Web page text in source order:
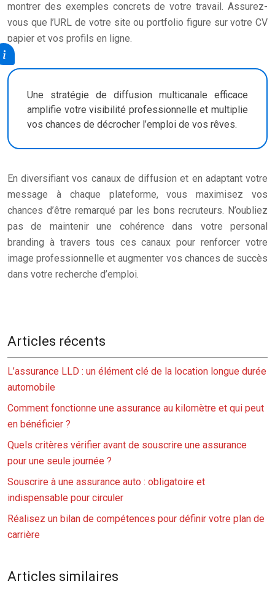
montrer des exemples concrets de votre travail. Assurez-
vous que l’URL de votre site ou portfolio figure sur votre CV
papier et vos profils en ligne.
Une stratégie de diffusion multicanale efficace
amplifie votre visibilité professionnelle et multiplie
vos chances de décrocher l’emploi de vos rêves.
En diversifiant vos canaux de diffusion et en adaptant votre
message à chaque plateforme, vous maximisez vos
chances d’être remarqué par les bons recruteurs. N’oubliez
pas de maintenir une cohérence dans votre personal
branding à travers tous ces canaux pour renforcer votre
image professionnelle et augmenter vos chances de succès
dans votre recherche d’emploi.
Articles récents
L’assurance LLD : un élément clé de la location longue durée
automobile
Comment fonctionne une assurance au kilomètre et qui peut
en bénéficier ?
Quels critères vérifier avant de souscrire une assurance
pour une seule journée ?
Souscrire à une assurance auto : obligatoire et
indispensable pour circuler
Réalisez un bilan de compétences pour définir votre plan de
carrière
Articles similaires